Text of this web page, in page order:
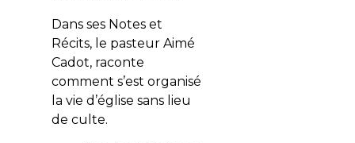
Dans ses Notes et
Récits, le pasteur Aimé
Cadot, raconte
comment s’est organisé
la vie d’église sans lieu
de culte.